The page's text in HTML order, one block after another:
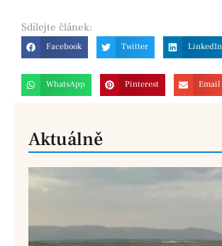
Sdílejte článek:
Facebook Twitter LinkedIn
WhatsApp Pinterest Email
Aktuálně